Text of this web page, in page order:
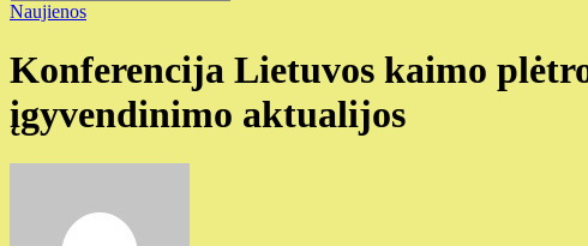
Naujienos
Konferencija Lietuvos kaimo
įgyvendinimo aktualijos